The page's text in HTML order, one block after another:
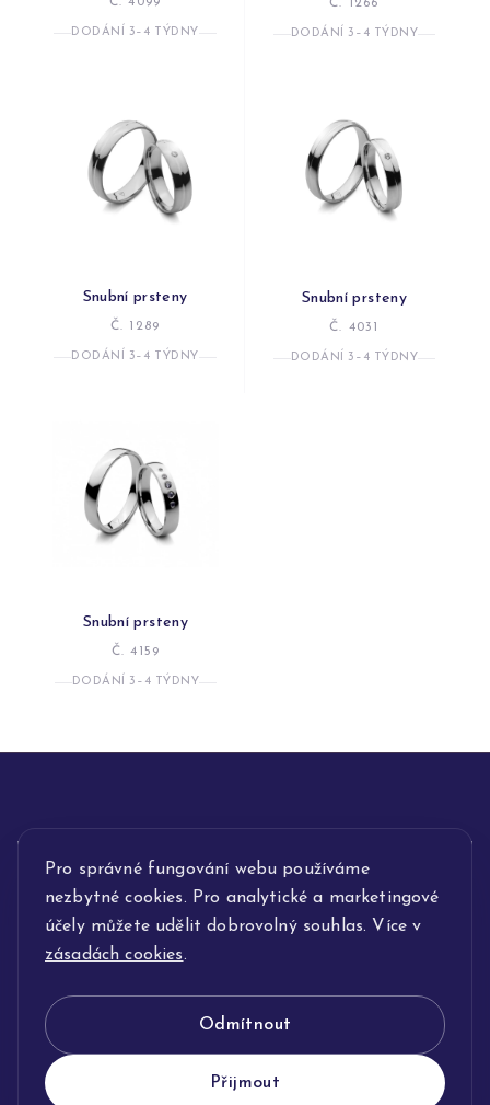
Pro správné fungování webu používáme
nezbytné cookies. Pro analytické a marketingové
účely můžete udělit dobrovolný souhlas. Více v
zásadách cookies.
Odmítnout
Přijmout
DODÁNÍ 3–4 TÝDNY
Č. 1266
DODÁNÍ 3–4 TÝDNY
Snubní prsteny
Č. 1289
DODÁNÍ 3–4 TÝDNY
Snubní prsteny
Č. 4031
DODÁNÍ 3–4 TÝDNY
Snubní prsteny
Č. 4159
DODÁNÍ 3–4 TÝDNY
INFORMACE
POPIS SLUŽEB
KLENOTNICTVÍ JOLLEO